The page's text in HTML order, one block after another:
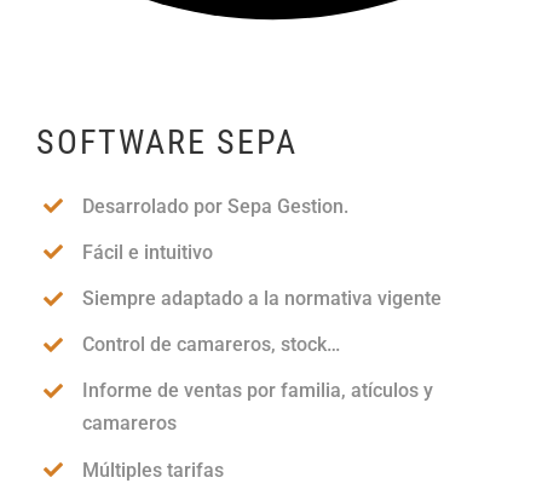
SOFTWARE SEPA
Desarrolado por Sepa Gestion.
Fácil e intuitivo
Siempre adaptado a la normativa vigente
Control de camareros, stock…
Informe de ventas por familia, atículos y
camareros
Múltiples tarifas